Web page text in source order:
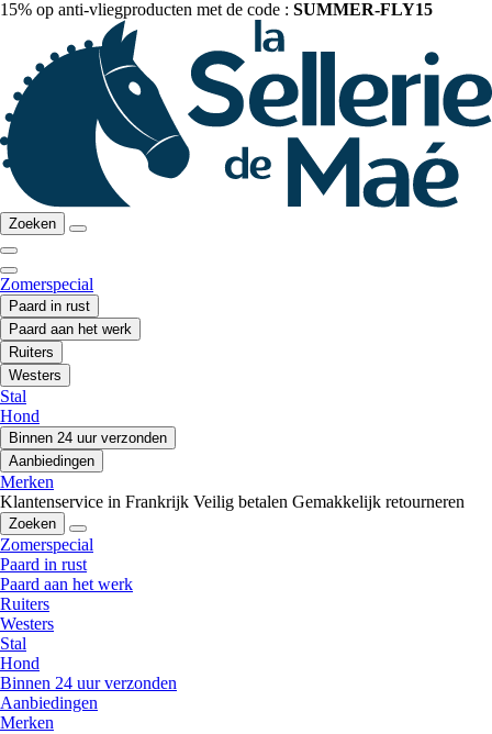
15% op anti-vliegproducten met de code : SUMMER-FLY15
Zoeken
Zomerspecial
Paard in rust
Paard aan het werk
Ruiters
Westers
Stal
Hond
Binnen 24 uur verzonden
Aanbiedingen
Merken
Klantenservice in Frankrijk Veilig betalen Gemakkelijk retourneren
Zoeken
Zomerspecial
Paard in rust
Paard aan het werk
Ruiters
Westers
Stal
Hond
Binnen 24 uur verzonden
Aanbiedingen
Merken